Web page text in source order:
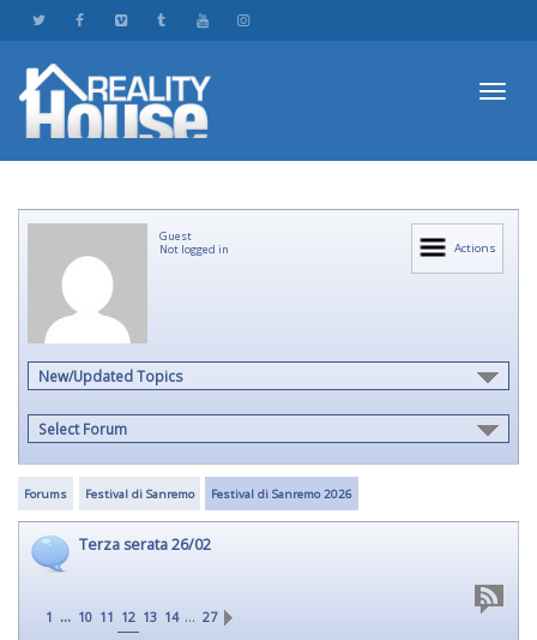
Actions
Guest
Not logged in
New/Updated Topics
Select Forum
Forums Festival di Sanremo Festival di Sanremo 2026
Terza serata 26/02
1 ... 10 11 12 13 14 … 27